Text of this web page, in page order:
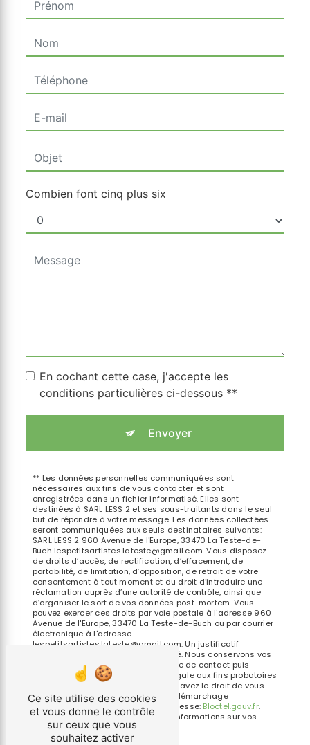
Combien font cinq plus six
En cochant cette case, j'accepte les
conditions particulières ci-dessous **
Envoyer
** Les données personnelles communiquées sont
nécessaires aux fins de vous contacter et sont
enregistrées dans un fichier informatisé. Elles sont
destinées à SARL LESS 2 et ses sous-traitants dans le seul
but de répondre à votre message. Les données collectées
seront communiquées aux seuls destinataires suivants:
SARL LESS 2 960 Avenue de l'Europe, 33470 La Teste-de-
Buch lespetitsartistes.lateste@gmail.com. Vous disposez
de droits d’accès, de rectification, d’effacement, de
portabilité, de limitation, d’opposition, de retrait de votre
consentement à tout moment et du droit d’introduire une
réclamation auprès d’une autorité de contrôle, ainsi que
d’organiser le sort de vos données post-mortem. Vous
pouvez exercer ces droits par voie postale à l'adresse 960
Avenue de l'Europe, 33470 La Teste-de-Buch ou par courrier
électronique à l'adresse
lespetitsartistes.lateste@gmail.com. Un justificatif
d'identité pourra vous être demandé. Nous conservons vos
données pendant la période de prise de contact puis
pendant la durée de prescription légale aux fins probatoires
et de gestion des contentieux. Vous avez le droit de vous
inscrire sur la liste d'opposition au démarchage
téléphonique, disponible à cette adresse: Bloctel.gouv.fr.
Consultez le site cnil.fr pour plus d’informations sur vos
droits.
Ce site utilise des cookies
et vous donne le contrôle
sur ceux que vous
souhaitez activer